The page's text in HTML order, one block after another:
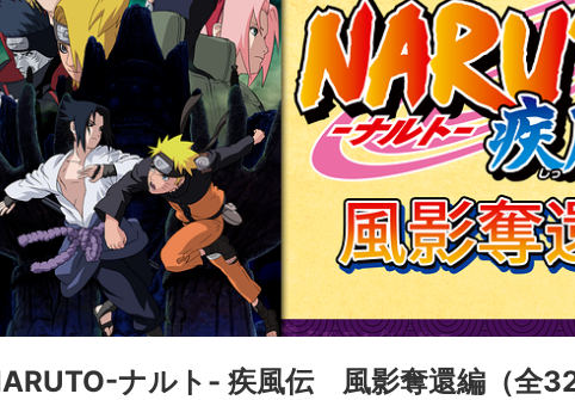
ナルト- 疾風伝 風影奪還編 （全